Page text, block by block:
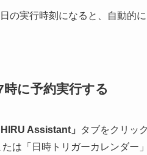
の実行時刻になると、自動的
に予約実行する
Assistant」
タブをクリッ
たは「日時トリガーカレンダー